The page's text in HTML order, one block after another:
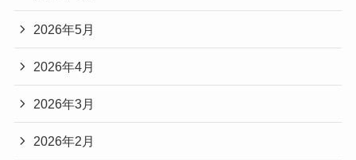
2026年5月
2026年4月
2026年3月
2026年2月